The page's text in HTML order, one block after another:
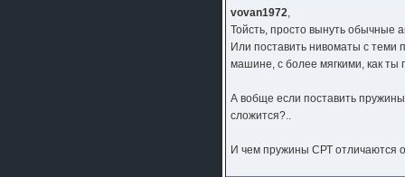
vovan1972,
Тойсть, просто вынуть обычные
Или поставить нивоматы с теми
машине, с более мягкими, как ты
А вобще если поставить
сложится?..
И чем пружины СРТ отличаются